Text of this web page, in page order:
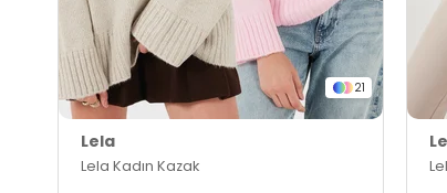
21
Lela
Lela Kadın Kazak